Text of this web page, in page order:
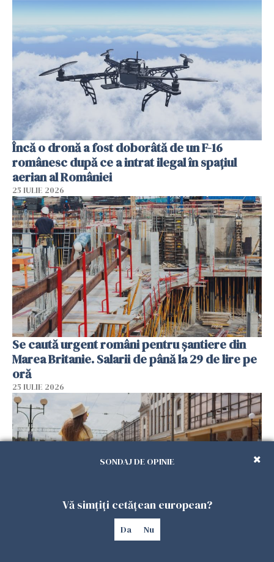
Încă o dronă a fost doborâtă de un F-16
românesc după ce a intrat ilegal în spațiul
aerian al României
25 IULIE 2026
Se caută urgent români pentru șantiere din
Marea Britanie. Salarii de până la 29 de lire pe
oră
25 IULIE 2026
Haos pe calea ferată în Italia! Timp de
SONDAJ DE OPINIE
Vă simțiți cetățean european?
Da Nu